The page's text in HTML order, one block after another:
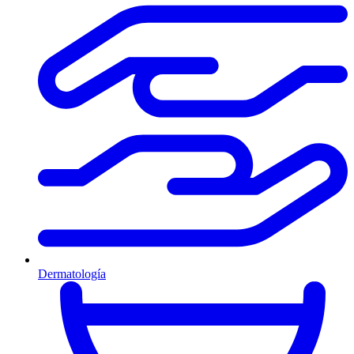
Dermatología